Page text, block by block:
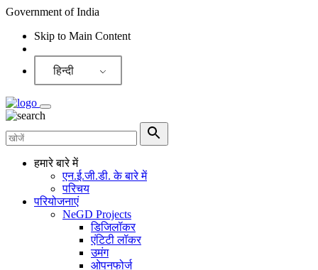
Government of India
Skip to Main Content
हिन्दी
हमारे बारे में
एन.ई.जी.डी. के बारे में
परिचय
परियोजनाएं
NeGD Projects
डिजिलॉकर
एंटिटी लॉकर
उमंग
ओपनफोर्ज